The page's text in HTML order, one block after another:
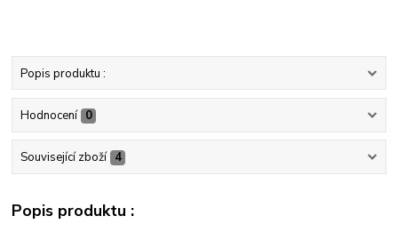
Popis produktu :
Hodnocení 0
Související zboží 4
Popis produktu :